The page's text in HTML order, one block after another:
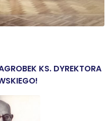
KS. DYREKTORA